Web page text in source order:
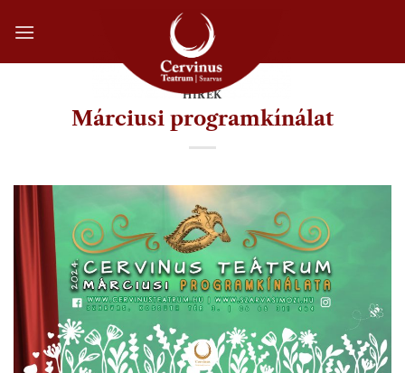
HÍREK
Márciusi programkínálat